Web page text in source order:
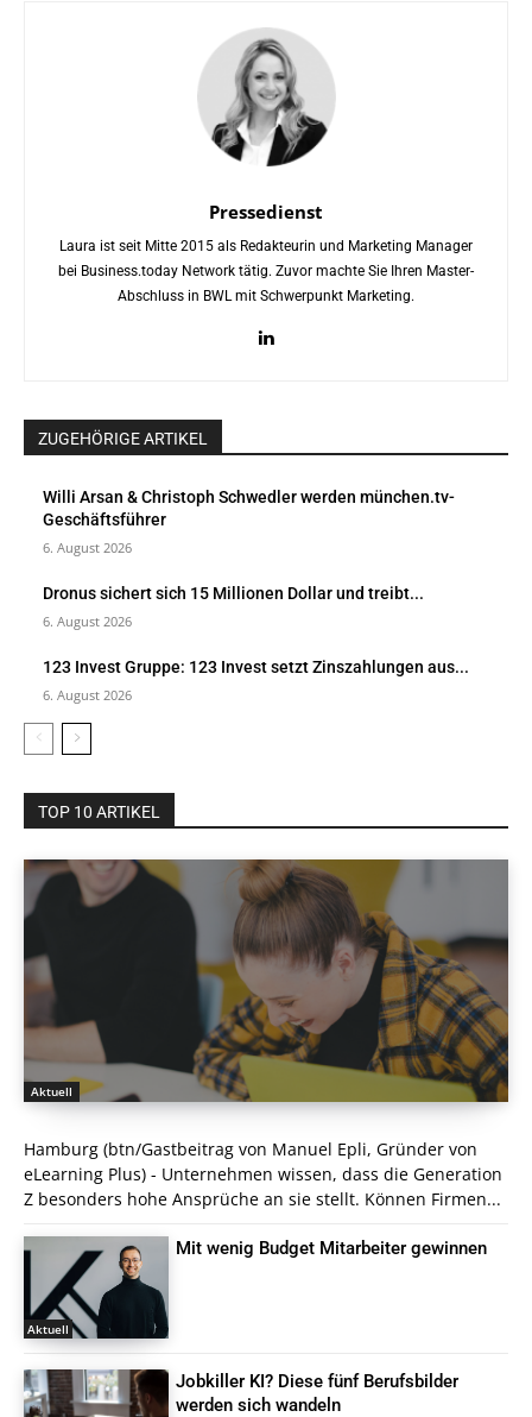
Pressedienst
Laura ist seit Mitte 2015 als Redakteurin und Marketing Manager
bei Business.today Network tätig. Zuvor machte Sie Ihren Master-
Abschluss in BWL mit Schwerpunkt Marketing.
ZUGEHÖRIGE ARTIKEL
Willi Arsan & Christoph Schwedler werden münchen.tv-
Geschäftsführer
6. August 2026
Dronus sichert sich 15 Millionen Dollar und treibt...
6. August 2026
123 Invest Gruppe: 123 Invest setzt Zinszahlungen aus...
6. August 2026
TOP 10 ARTIKEL
Aktuell
Hamburg (btn/Gastbeitrag von Manuel Epli, Gründer von
eLearning Plus) - Unternehmen wissen, dass die Generation
Z besonders hohe Ansprüche an sie stellt. Können Firmen...
Aktuell
Mit wenig Budget Mitarbeiter gewinnen
Jobkiller KI? Diese fünf Berufsbilder
werden sich wandeln